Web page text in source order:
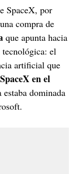
SpaceX, por
compra de
que apunta hacia
el
artificial que
en el
estaba dominada